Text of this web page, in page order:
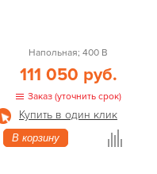
Напольная; 400 В
111 050 руб.
Заказ (уточнить срок)
Купить в один клик
В корзину